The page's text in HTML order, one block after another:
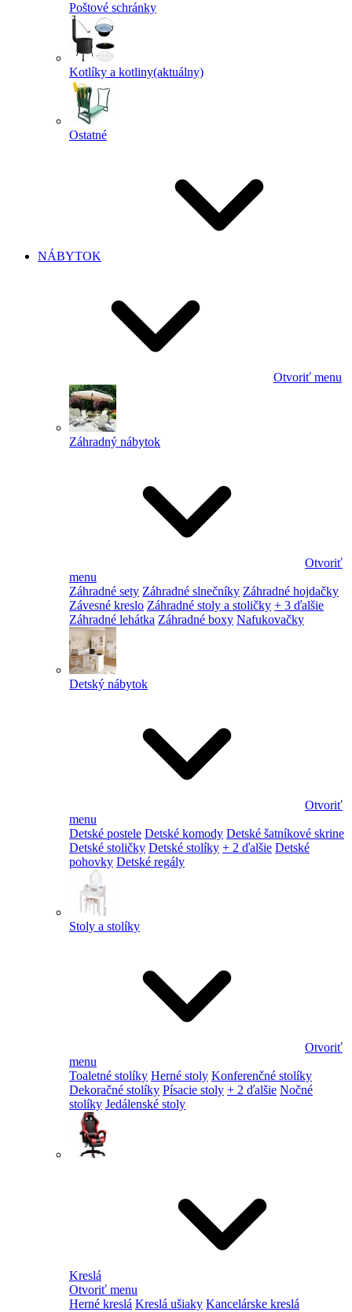
Poštové schránky
Kotlíky a kotliny(aktuálny)
Ostatné
NÁBYTOK
Otvoriť menu
Záhradný nábytok
Otvoriť
menu
Záhradné sety Záhradné slnečníky Záhradné hojdačky
Závesné kreslo Záhradné stoly a stoličky + 3 ďalšie
Záhradné lehátka Záhradné boxy Nafukovačky
Detský nábytok
Otvoriť
menu
Detské postele Detské komody Detské šatníkové skrine
Detské stoličky Detské stolíky + 2 ďalšie Detské
pohovky Detské regály
Stoly a stolíky
Otvoriť
menu
Toaletné stolíky Herné stoly Konferenčné stolíky
Dekoračné stolíky Písacie stoly + 2 ďalšie Nočné
stolíky Jedálenské stoly
Kreslá
Otvoriť menu
Herné kreslá Kreslá ušiaky Kancelárske kreslá